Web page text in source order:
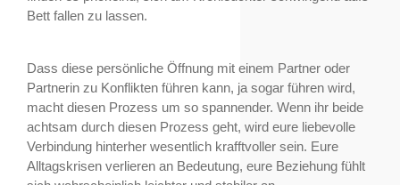
Bett fallen zu lassen.
Dass diese persönliche Öffnung mit einem Partner oder
Partnerin zu Konflikten führen kann, ja sogar führen wird,
macht diesen Prozess um so spannender. Wenn ihr beide
achtsam durch diesen Prozess geht, wird eure liebevolle
Verbindung hinterher wesentlich krafftvoller sein. Eure
Alltagskrisen verlieren an Bedeutung, eure Beziehung fühlt